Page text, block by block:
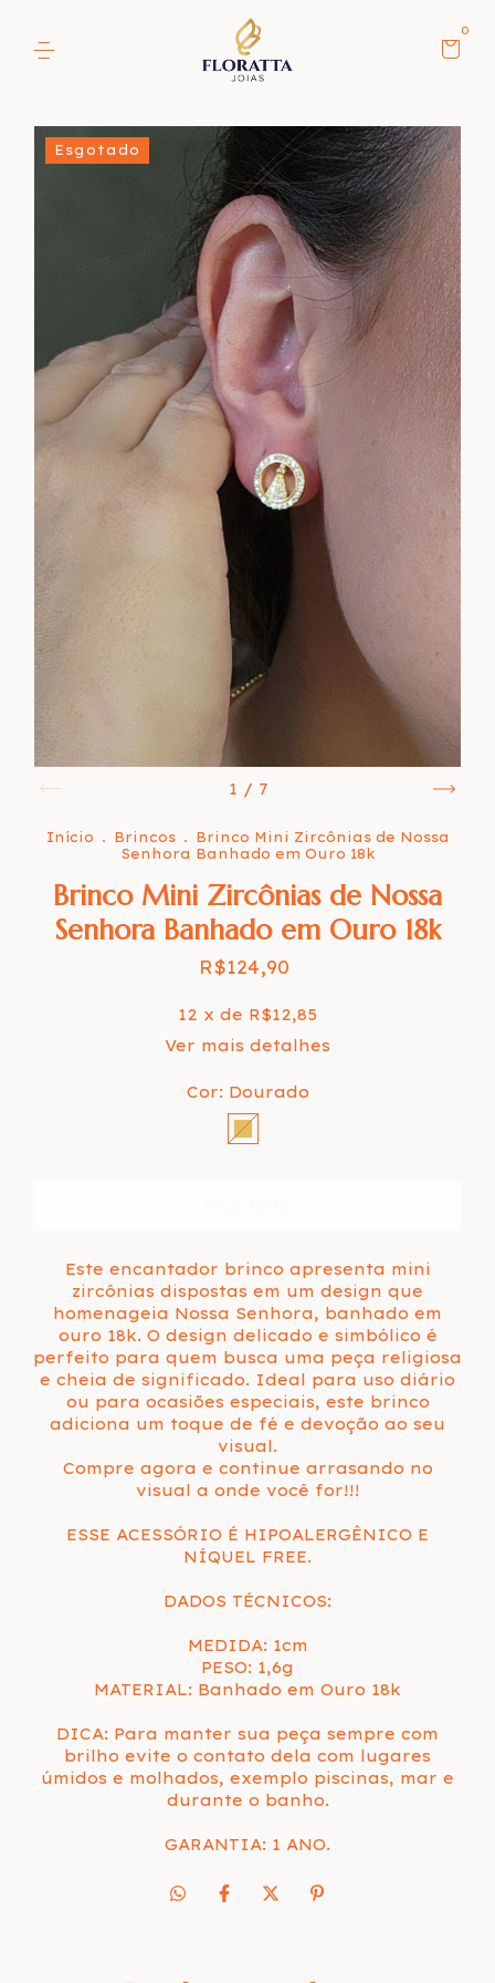
0
Esgotado
1 / 7
Início . Brincos . Brinco Mini Zircônias de Nossa
Senhora Banhado em Ouro 18k
Brinco Mini Zircônias de Nossa
Senhora Banhado em Ouro 18k
R$124,90
12 x de R$12,85
Ver mais detalhes
Cor: Dourado
Este encantador brinco apresenta mini
zircônias dispostas em um design que
homenageia Nossa Senhora, banhado em
ouro 18k. O design delicado e simbólico é
perfeito para quem busca uma peça religiosa
e cheia de significado. Ideal para uso diário
ou para ocasiões especiais, este brinco
adiciona um toque de fé e devoção ao seu
visual.
Compre agora e continue arrasando no
visual a onde você for!!!
ESSE ACESSÓRIO É HIPOALERGÊNICO E
NÍQUEL FREE.
DADOS TÉCNICOS:
MEDIDA: 1cm
PESO: 1,6g
MATERIAL: Banhado em Ouro 18k
DICA: Para manter sua peça sempre com
brilho evite o contato dela com lugares
úmidos e molhados, exemplo piscinas, mar e
durante o banho.
GARANTIA: 1 ANO.